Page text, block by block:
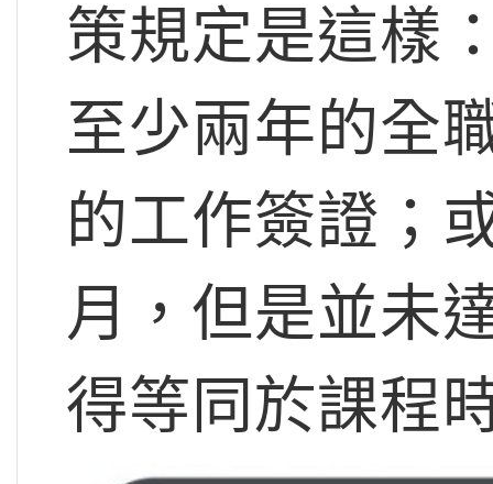
策規定是這樣
至少兩年的全
的工作簽證；
月，但是並未
得等同於課程